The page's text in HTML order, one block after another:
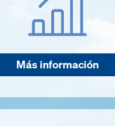
Más información